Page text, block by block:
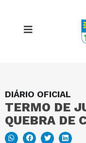
DIÁRIO OFICIAL
TERMO DE
QUEBRA DE
MAPA DO SITE
PORTAL DA